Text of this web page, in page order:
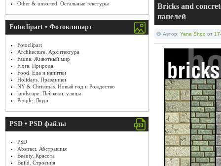
Other & unsorted. Остальные текстуры
Fotoclipart • Фотоклипарт
Fotoclipart
Architecture. Архитектура
Fauna. Животный мир
Flora. Природа
Food. Еда и напитки
Holidays. Праздники
NY & Christmas. Новый год и Рождество
landscape. Пейзажи, улицы
People. Люди
PSD • PSD файлы
PSD
Abstract. Абстракция
Beauty. Красота
Build. Строения
Bricks and
панелей
Автор: Yana Shoo от